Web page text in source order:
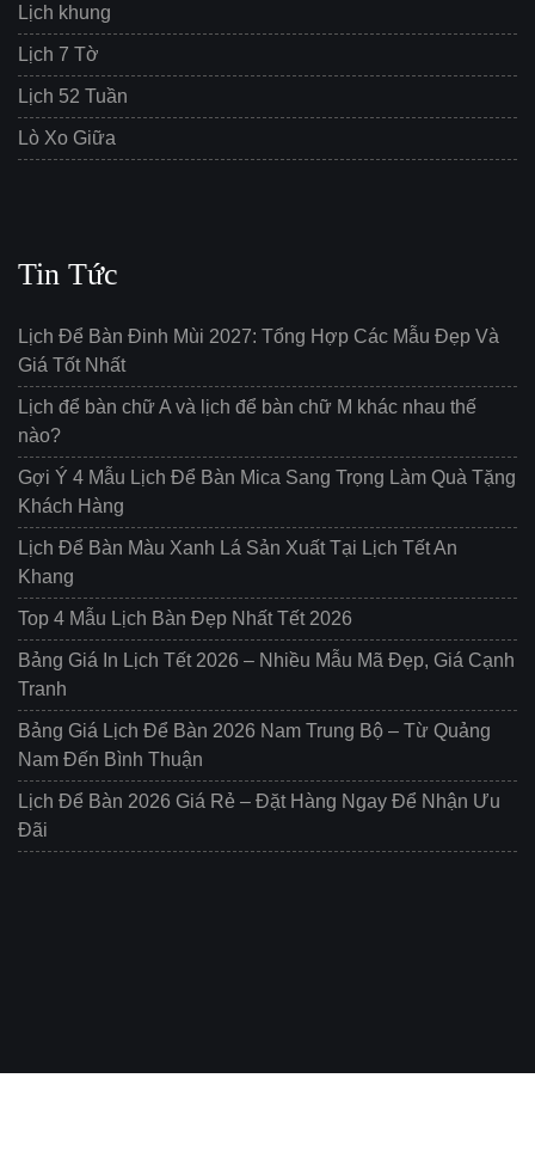
Lịch khung
Lịch 7 Tờ
Lịch 52 Tuần
Lò Xo Giữa
Tin Tức
Lịch Để Bàn Đinh Mùi 2027: Tổng Hợp Các Mẫu Đẹp Và
Giá Tốt Nhất
Lịch để bàn chữ A và lịch để bàn chữ M khác nhau thế
nào?
Gợi Ý 4 Mẫu Lịch Để Bàn Mica Sang Trọng Làm Quà Tặng
Khách Hàng
Lịch Để Bàn Màu Xanh Lá Sản Xuất Tại Lịch Tết An
Khang
Top 4 Mẫu Lịch Bàn Đẹp Nhất Tết 2026
Bảng Giá In Lịch Tết 2026 – Nhiều Mẫu Mã Đẹp, Giá Cạnh
Tranh
Bảng Giá Lịch Để Bàn 2026 Nam Trung Bộ – Từ Quảng
Nam Đến Bình Thuận
Lịch Để Bàn 2026 Giá Rẻ – Đặt Hàng Ngay Để Nhận Ưu
Đãi